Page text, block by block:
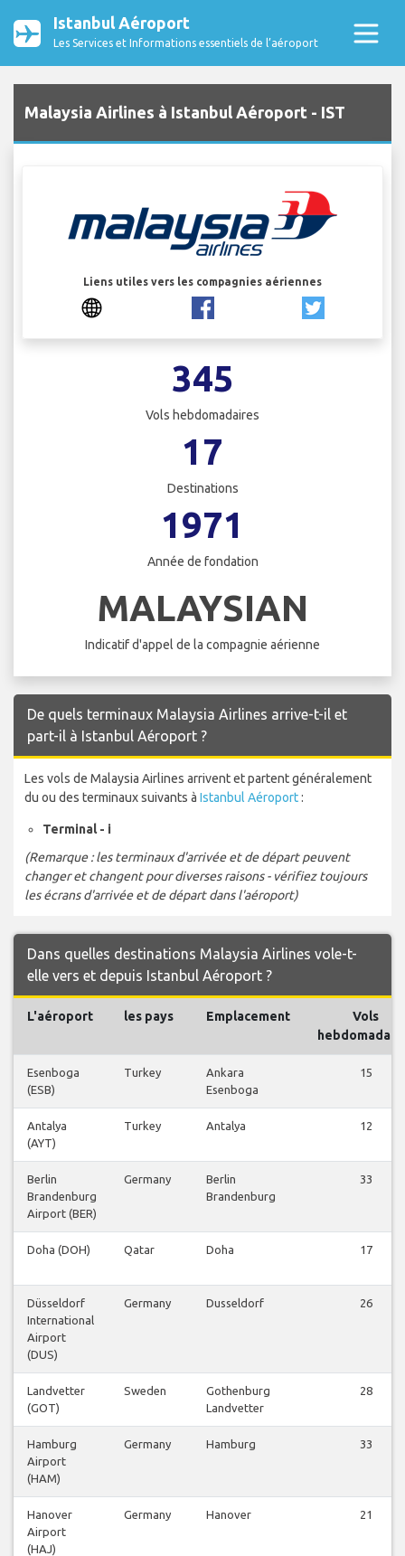
Istanbul Aéroport
Les Services et Informations essentiels de l’aéroport
Malaysia Airlines à Istanbul Aéroport - IST
Liens utiles vers les compagnies aériennes
345
Vols hebdomadaires
17
Destinations
1971
Année de fondation
MALAYSIAN
Indicatif d'appel de la compagnie aérienne
De quels terminaux Malaysia Airlines arrive-t-il et
part-il à Istanbul Aéroport ?
Les vols de Malaysia Airlines arrivent et partent généralement
du ou des terminaux suivants à Istanbul Aéroport:
Terminal - i
(Remarque : les terminaux d'arrivée et de départ peuvent
changer et changent pour diverses raisons - vérifiez toujours
les écrans d'arrivée et de départ dans l'aéroport)
Dans quelles destinations Malaysia Airlines vole-t-
elle vers et depuis Istanbul Aéroport ?
L'aéroport les pays Emplacement
Vols
Esenboga
(ESB)
Turkey
Ankara
Esenboga
15
Antalya
(AYT)
Turkey Antalya 12
Berlin
Brandenburg
Airport (BER)
Germany
Berlin
Brandenburg
33
Doha (DOH) Qatar Doha 17
Düsseldorf
International
Airport
(DUS)
Germany Dusseldorf 26
Landvetter
(GOT)
Sweden
Gothenburg
Landvetter
28
Hamburg
Airport
(HAM)
Germany Hamburg 33
Hanover
Airport
(HAJ)
Germany Hanover 21